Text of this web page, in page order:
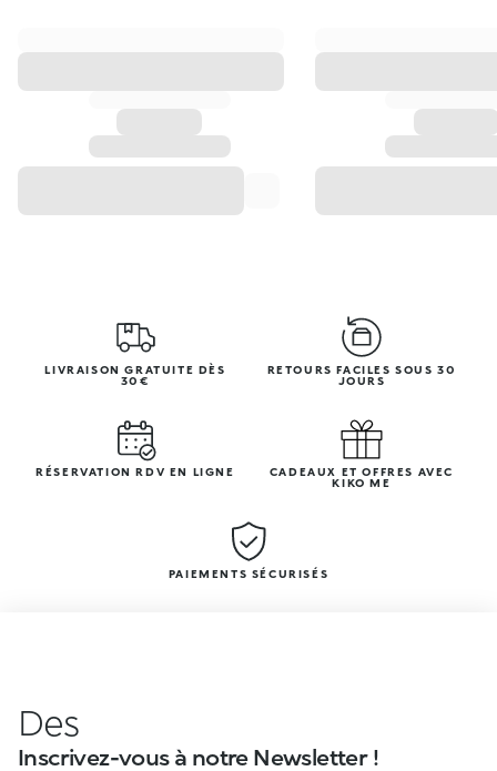
LIVRAISON GRATUITE DÈS
30€
RETOURS FACILES SOUS 30
JOURS
RÉSERVATION RDV EN LIGNE
CADEAUX ET OFFRES AVEC
KIKO ME
PAIEMENTS SÉCURISÉS
Des
Inscrivez-vous à notre Newsletter !